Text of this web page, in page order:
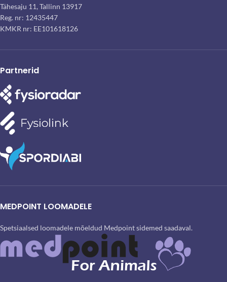
Tähesaju 11, Tallinn 13917
Reg. nr: 12435447
KMKR nr: EE101618126
Partnerid
MEDPOINT LOOMADELE
Spetsiaalsed loomadele mõeldud Medpoint sidemed saadaval.